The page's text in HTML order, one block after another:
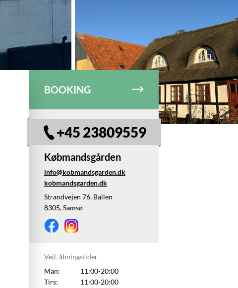
BOOKING
+45 23809559
Købmandsgården
info@kobmandsgarden.dk
kobmandsgarden.dk
Strandvejen 76, Ballen
8305, Samsø
Vejl. åbningstider
Man:
11:00-20:00
Tirs:
11:00-20:00